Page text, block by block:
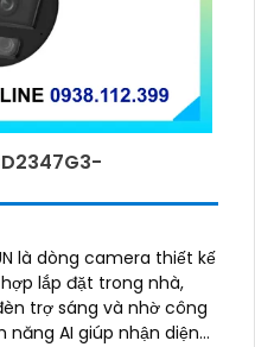
là dòng camera thiết kế
lắp đặt trong nhà,
trợ sáng và nhờ công
năng AI giúp nhận diện